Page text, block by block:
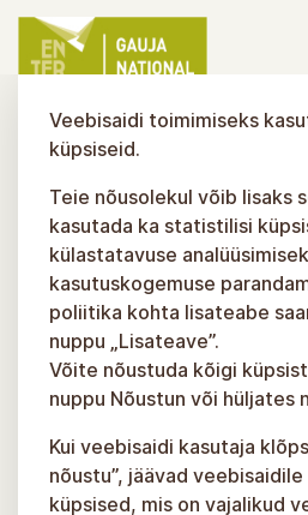
Veebisaidi toimimiseks
küpsiseid.
Teie nõusolekul võib lisaks
kasutada ka statistilisi
külastatavuse
kasutuskogemuse
poliitika kohta lisateabe
nuppu „Lisateave”.
Võite nõustuda kõigi
nuppu Nõustun või hüljates
Kui veebisaidi kasutaja
nõustu”, jäävad
küpsised, mis on vajalikud